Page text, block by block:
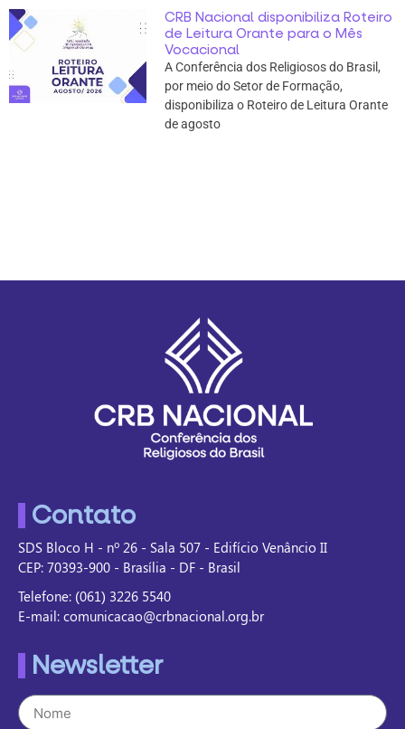
CRB Nacional disponibiliza Roteiro
de Leitura Orante para o Mês
Vocacional
A Conferência dos Religiosos do Brasil,
por meio do Setor de Formação,
disponibiliza o Roteiro de Leitura Orante
de agosto
Contato
SDS Bloco H - nº 26 - Sala 507 - Edifício Venâncio II
CEP: 70393-900 - Brasília - DF - Brasil
Telefone: (061) 3226 5540
E-mail: comunicacao@crbnacional.org.br
Newsletter